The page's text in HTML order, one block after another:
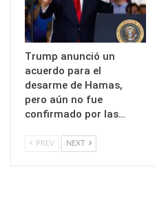
Trump anunció un
acuerdo para el
desarme de Hamas,
pero aún no fue
confirmado por las…
PREV NEXT